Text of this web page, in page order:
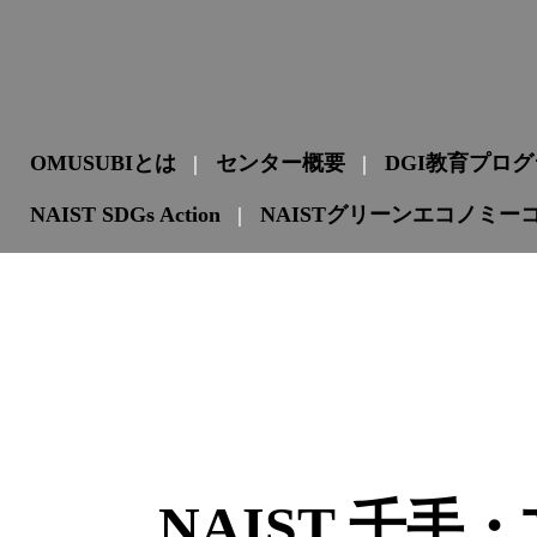
OMUSUBIとは センター概要 DGI教育プロ
NAIST SDGs Action NAISTグリーンエコノミー